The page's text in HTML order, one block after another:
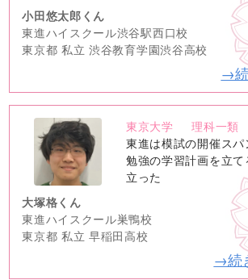
小田悠太郎くん
東進ハイスクール渋谷駅西口校
東京都 私立 渋谷教育学園渋谷高校
→
no
image
東京大学
理科一類
東進は模試の開催ス
勉強の学習計画を立
立った
大塚格くん
東進ハイスクール巣鴨校
東京都 私立 早稲田高校
→続